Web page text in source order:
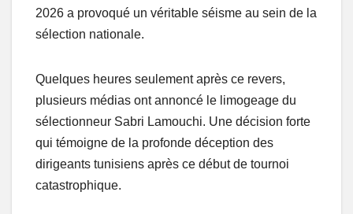
2026 a provoqué un véritable séisme au sein de la
sélection nationale.
Quelques heures seulement après ce revers,
plusieurs médias ont annoncé le limogeage du
sélectionneur Sabri Lamouchi. Une décision forte
qui témoigne de la profonde déception des
dirigeants tunisiens après ce début de tournoi
catastrophique.